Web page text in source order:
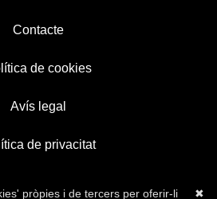
Contacte
de cookies
Avís legal
de privacitat
✖
pròpies i de tercers per oferir-li